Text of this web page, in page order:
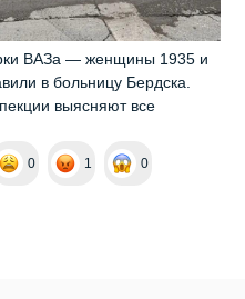
ВАЗа — женщины 1935 и
в больницу Бердска.
выясняют все
0 1 0